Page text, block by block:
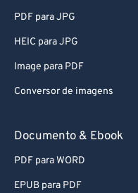
PDF para JPG
HEIC para JPG
Image para PDF
Conversor de imagens
Documento & Ebook
PDF para WORD
EPUB para PDF